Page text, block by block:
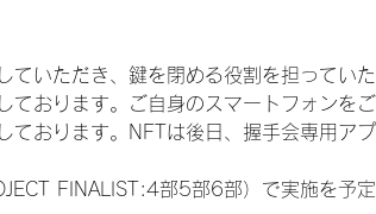
ていただき、鍵を閉める役割を担ってい
ております。ご自身のスマートフォンを
ております。NFTは後日、握手会専用ア
FINALIST:4部5部6部）で実施を予定